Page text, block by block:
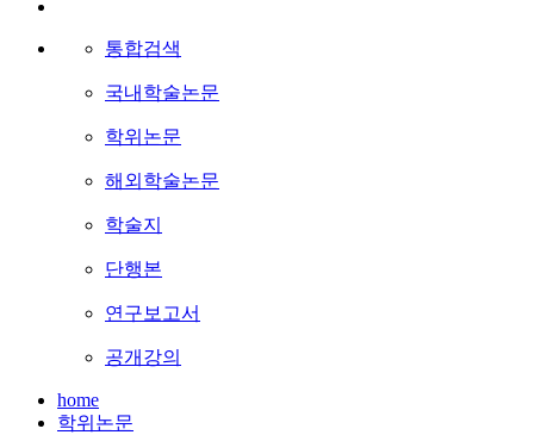
통합검색
국내학술논문
학위논문
해외학술논문
학술지
단행본
연구보고서
공개강의
home
학위논문